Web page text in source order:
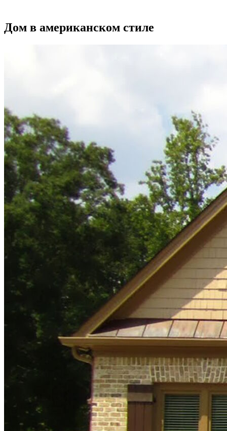
Дом в американском стиле